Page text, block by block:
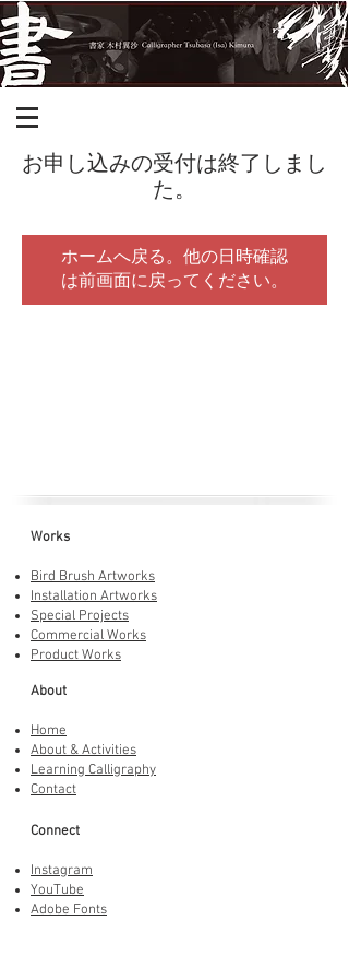
お申し込みの受付は終了しまし
た。
ホームへ戻る。他の日時確認
は前画面に戻ってください。
Works
Bird Brush Artworks
Installation Artworks
Special Projects
Commercial Works
Product Works
About
Home
About & Activities
Learning Calligraphy
Contact
Connect
Instagram
YouTube
Adobe Fonts